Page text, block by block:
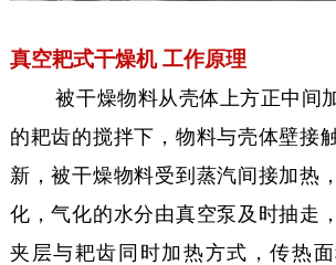
真空耙式干燥机 工作原理
被干燥物料从壳体上方正中间
的耙齿的搅拌下，物料与壳体壁接
新，被干燥物料受到蒸汽间接加热
化，气化的水分由真空泵及时抽走
夹层与耙齿同时加热方式，传热